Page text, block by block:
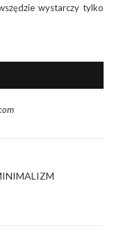
wystarczy tylko